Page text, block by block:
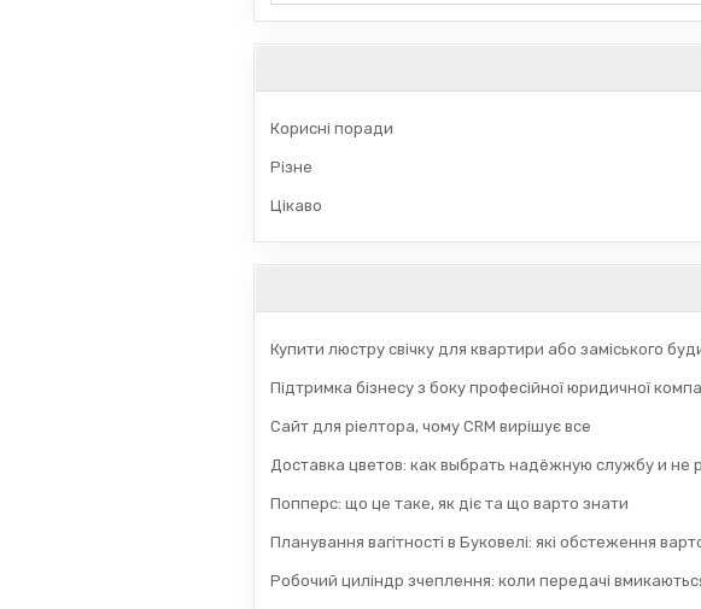
Корисні поради
Різне
Цікаво
Купити люстру свічку для квартири або заміського
Підтримка бізнесу з боку професійної юридичної
Сайт для ріелтора, чому CRM вирішує все
Доставка цветов: как выбрать надёжную службу и не
Попперс: що це таке, як діє та що варто знати
Планування вагітності в Буковелі: які обстеження
Робочий циліндр зчеплення: коли передачі